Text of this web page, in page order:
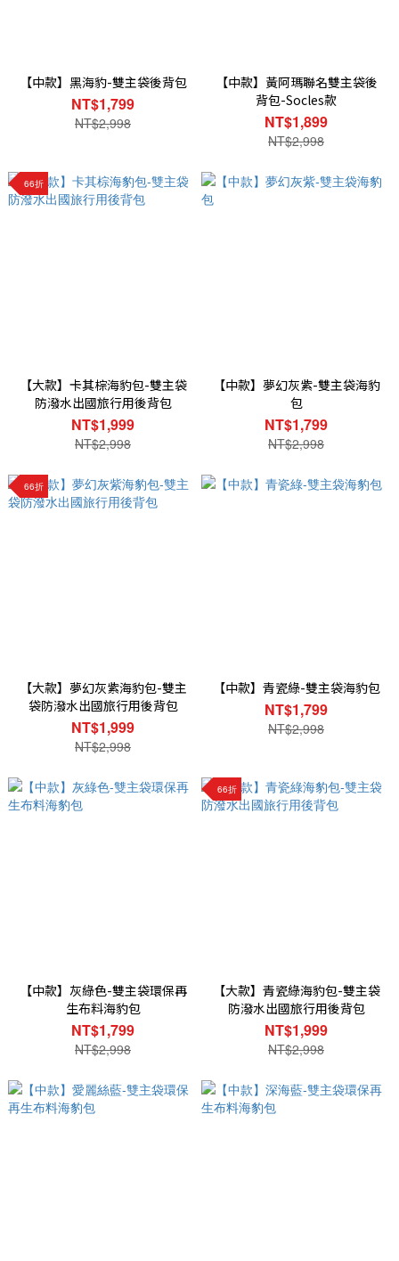
【中款】黑海豹-雙主袋後背包
NT$1,799
NT$2,998
【中款】黃阿瑪聯名雙主袋後
背包-Socles款
NT$1,899
NT$2,998
66折
【大款】卡其棕海豹包-雙主袋
防潑水出國旅行用後背包
NT$1,999
NT$2,998
【中款】夢幻灰紫-雙主袋海豹
包
NT$1,799
NT$2,998
66折
【大款】夢幻灰紫海豹包-雙主
袋防潑水出國旅行用後背包
NT$1,999
NT$2,998
【中款】青瓷綠-雙主袋海豹包
NT$1,799
NT$2,998
【中款】灰綠色-雙主袋環保再
生布料海豹包
NT$1,799
NT$2,998
66折
【大款】青瓷綠海豹包-雙主袋
防潑水出國旅行用後背包
NT$1,999
NT$2,998